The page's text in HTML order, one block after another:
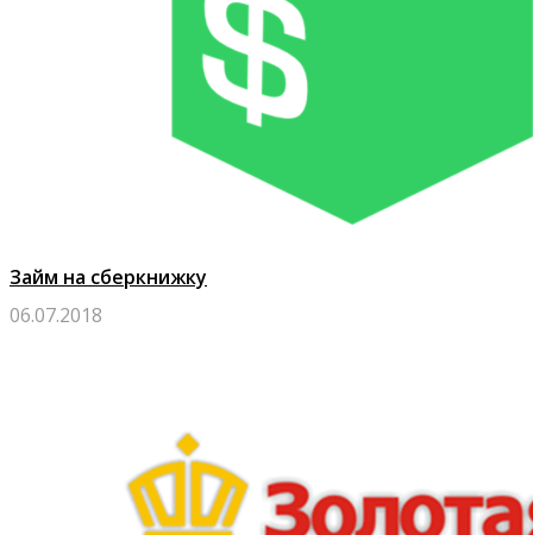
Займ на сберкнижку
06.07.2018